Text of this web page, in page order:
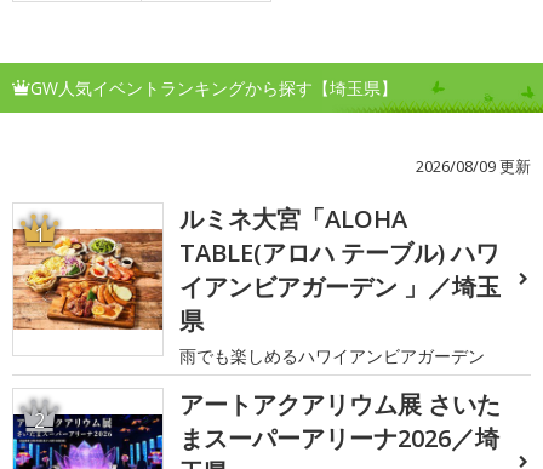
GW人気イベントランキングから探す【埼玉県】
2026/08/09 更新
1
ルミネ大宮「ALOHA
TABLE(アロハ テーブル) ハワ
イアンビアガーデン 」／埼玉
県
雨でも楽しめるハワイアンビアガーデン
2
アートアクアリウム展 さいた
まスーパーアリーナ2026／埼